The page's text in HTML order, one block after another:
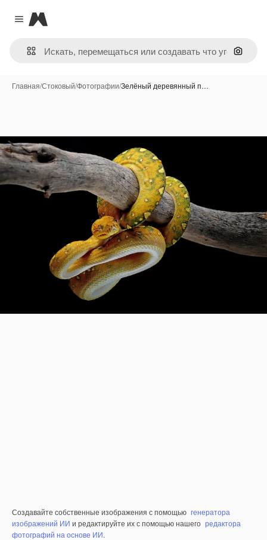
Close menu
Magnific
Поиск
Главная/Стоковый/Фотографии/Зелёный деревянный п…
Создавайте собственные изображения с помощью генератора
изображений ИИ и редактируйте их с помощью нашего редактора
фотографий на основе ИИ.